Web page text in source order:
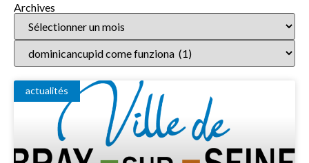
Archives
actualités